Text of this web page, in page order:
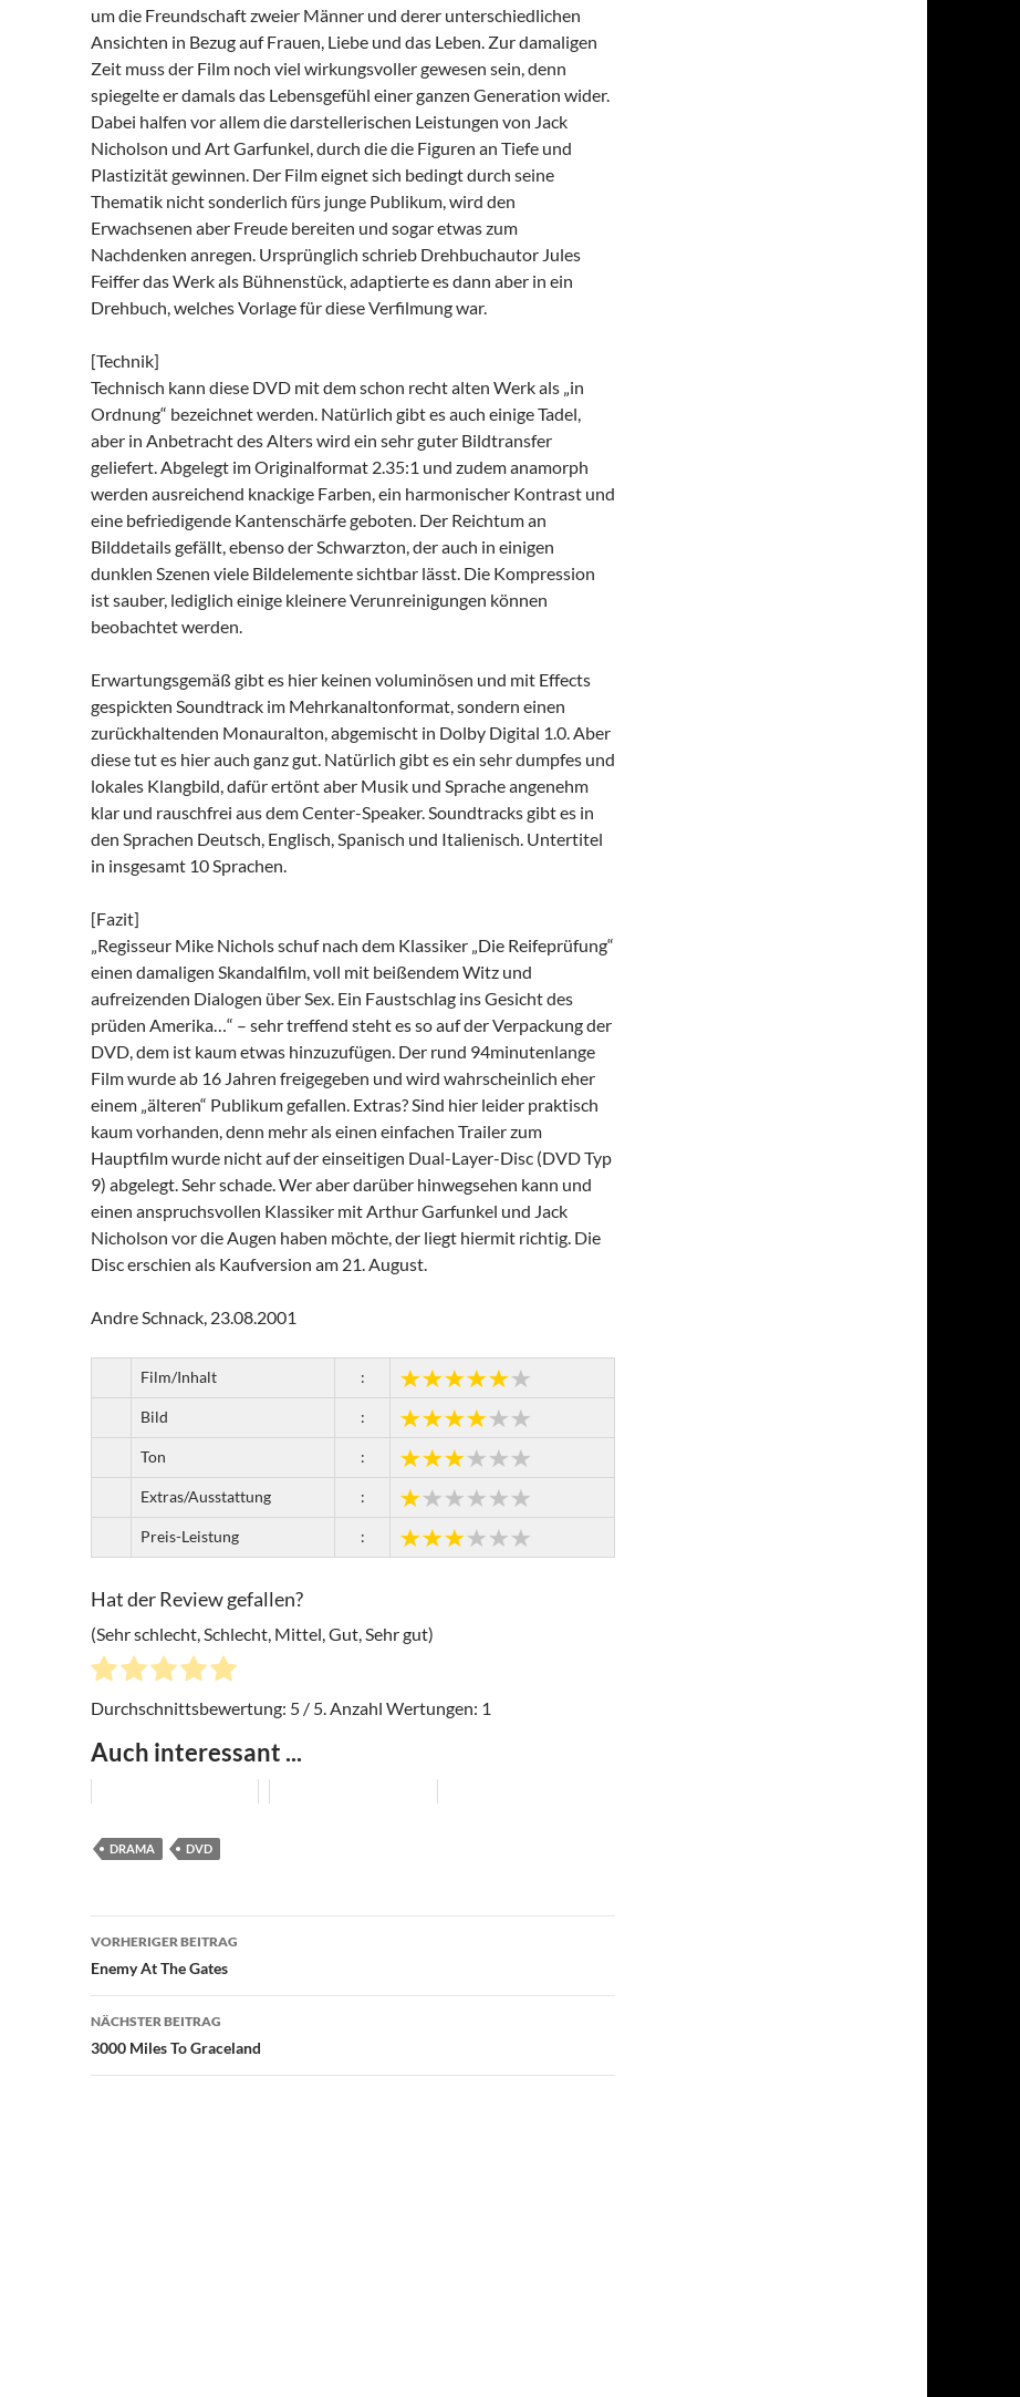
um die Freundschaft zweier Männer und derer unterschiedlichen
Ansichten in Bezug auf Frauen, Liebe und das Leben. Zur damaligen
Zeit muss der Film noch viel wirkungsvoller gewesen sein, denn
spiegelte er damals das Lebensgefühl einer ganzen Generation wider.
Dabei halfen vor allem die darstellerischen Leistungen von Jack
Nicholson und Art Garfunkel, durch die die Figuren an Tiefe und
Plastizität gewinnen. Der Film eignet sich bedingt durch seine
Thematik nicht sonderlich fürs junge Publikum, wird den
Erwachsenen aber Freude bereiten und sogar etwas zum
Nachdenken anregen. Ursprünglich schrieb Drehbuchautor Jules
Feiffer das Werk als Bühnenstück, adaptierte es dann aber in ein
Drehbuch, welches Vorlage für diese Verfilmung war.
[Technik]
Technisch kann diese DVD mit dem schon recht alten Werk als „in
Ordnung“ bezeichnet werden. Natürlich gibt es auch einige Tadel,
aber in Anbetracht des Alters wird ein sehr guter Bildtransfer
geliefert. Abgelegt im Originalformat 2.35:1 und zudem anamorph
werden ausreichend knackige Farben, ein harmonischer Kontrast und
eine befriedigende Kantenschärfe geboten. Der Reichtum an
Bilddetails gefällt, ebenso der Schwarzton, der auch in einigen
dunklen Szenen viele Bildelemente sichtbar lässt. Die Kompression
ist sauber, lediglich einige kleinere Verunreinigungen können
beobachtet werden.
Erwartungsgemäß gibt es hier keinen voluminösen und mit Effects
gespickten Soundtrack im Mehrkanaltonformat, sondern einen
zurückhaltenden Monauralton, abgemischt in Dolby Digital 1.0. Aber
diese tut es hier auch ganz gut. Natürlich gibt es ein sehr dumpfes und
lokales Klangbild, dafür ertönt aber Musik und Sprache angenehm
klar und rauschfrei aus dem Center-Speaker. Soundtracks gibt es in
den Sprachen Deutsch, Englisch, Spanisch und Italienisch. Untertitel
in insgesamt 10 Sprachen.
[Fazit]
„Regisseur Mike Nichols schuf nach dem Klassiker „Die Reifeprüfung“
einen damaligen Skandalfilm, voll mit beißendem Witz und
aufreizenden Dialogen über Sex. Ein Faustschlag ins Gesicht des
prüden Amerika…“ – sehr treffend steht es so auf der Verpackung der
DVD, dem ist kaum etwas hinzuzufügen. Der rund 94minutenlange
Film wurde ab 16 Jahren freigegeben und wird wahrscheinlich eher
einem „älteren“ Publikum gefallen. Extras? Sind hier leider praktisch
kaum vorhanden, denn mehr als einen einfachen Trailer zum
Hauptfilm wurde nicht auf der einseitigen Dual-Layer-Disc (DVD Typ
9) abgelegt. Sehr schade. Wer aber darüber hinwegsehen kann und
einen anspruchsvollen Klassiker mit Arthur Garfunkel und Jack
Nicholson vor die Augen haben möchte, der liegt hiermit richtig. Die
Disc erschien als Kaufversion am 21. August.
Andre Schnack, 23.08.2001
Film/Inhalt :
Bild :
Ton :
Extras/Ausstattung :
Preis-Leistung :
Hat der Review gefallen?
(Sehr schlecht, Schlecht, Mittel, Gut, Sehr gut)
Durchschnittsbewertung: 5 / 5. Anzahl Wertungen: 1
Auch interessant ...
DRAMA DVD
Beitragsnavigation
VORHERIGER BEITRAG
Enemy At The Gates
NÄCHSTER BEITRAG
3000 Miles To Graceland